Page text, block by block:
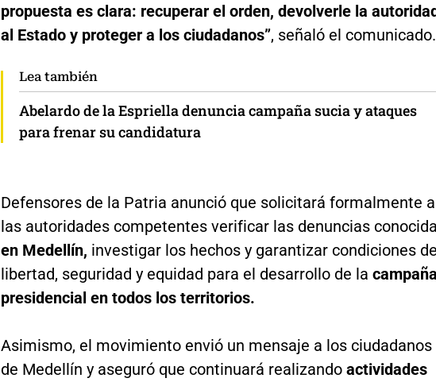
propuesta es clara: recuperar el orden, devolverle la
al Estado y proteger a los ciudadanos”, señaló el comunicado.
Lea también
Abelardo de la Espriella denuncia campaña sucia y ataques
para frenar su candidatura
Defensores de la Patria anunció que solicitará formalmente a
las autoridades competentes verificar las denuncias
en Medellín, investigar los hechos y garantizar condiciones
libertad, seguridad y equidad para el desarrollo de la
presidencial en todos los territorios.
Asimismo, el movimiento envió un mensaje a los ciudadanos
de Medellín y aseguró que continuará realizando actividades